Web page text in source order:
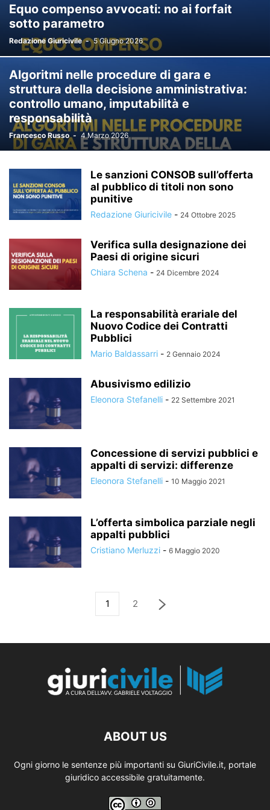
Equo compenso avvocati: no ai forfait
sotto parametro
Redazione Giuricivile - 5 Giugno 2026
Algoritmi nelle procedure di gara e
struttura della decisione amministrativa:
controllo umano, imputabilità e
responsabilità
Francesco Russo - 4 Marzo 2026
Le sanzioni CONSOB sull’offerta
al pubblico di titoli non sono
punitive
Redazione Giuricivile - 24 Ottobre 2025
Verifica sulla designazione dei
Paesi di origine sicuri
Chiara Schena - 24 Dicembre 2024
La responsabilità erariale del
Nuovo Codice dei Contratti
Pubblici
Mario Baldassarri - 2 Gennaio 2024
Abusivismo edilizio
Eleonora Stefanelli - 22 Settembre 2021
Concessione di servizi pubblici e
appalti di servizi: differenze
Eleonora Stefanelli - 10 Maggio 2021
L’offerta simbolica parziale negli
appalti pubblici
Cristiano Merluzzi - 6 Maggio 2020
1 2
ABOUT US
Ogni giorno le sentenze più importanti su GiuriCivile.it, portale
giuridico accessibile gratuitamente.